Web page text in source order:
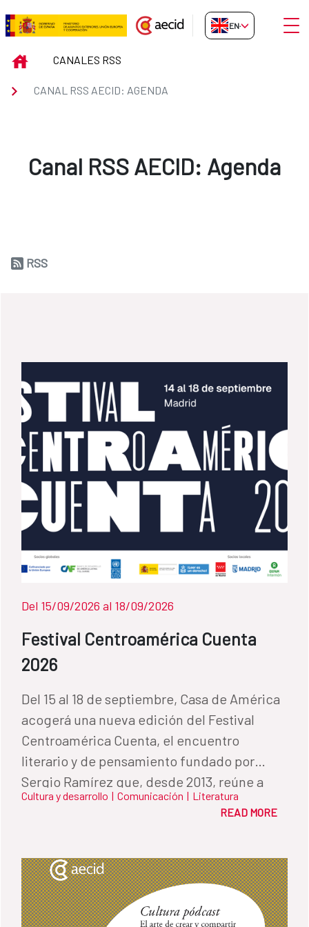
Skip to Main Content
Canal RSS AECID: Agenda
EN-GB
INICIOCANALES RSS
CANAL RSS AECID: AGENDA
Canal RSS AECID: Agenda
RSS
Del 15/09/2026 al 18/09/2026
Festival Centroamérica Cuenta
2026
Del 15 al 18 de septiembre, Casa de América
acogerá una nueva edición del Festival
Centroamérica Cuenta, el encuentro
literario y de pensamiento fundado por
Sergio Ramírez que, desde 2013, reúne a
algunas de las voces más relevantes de la
cuatro jornadas, el festival volverá a
convertir Madrid en un espacio de diálogo
en torno a los grandes desafíos culturales,
Cultura y desarrollo | Comunicación | Literatura
READ MORE